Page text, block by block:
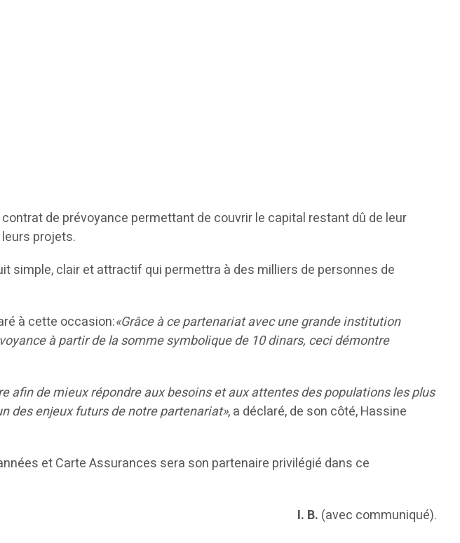
de prévoyance permettant de couvrir le capital restant dû de leur
projets.
simple, clair et attractif qui permettra à des milliers de personnes de
à cette occasion:«Grâce à ce partenariat avec une grande institution
à partir de la somme symbolique de 10 dinars, ceci démontre
afin de mieux répondre aux besoins et aux attentes des populations les plus
des enjeux futurs de notre partenariat», a déclaré, de son côté, Hassine
et Carte Assurances sera son partenaire privilégié dans ce
I. B. (avec communiqué).